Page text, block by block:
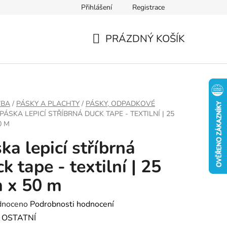
Přihlášení Registrace
PRÁZDNÝ KOŠÍK
/ PÁSKY A PLACHTY / PÁSKY, ODPADKOVÉ
PÁSKA LEPICÍ STŘÍBRNÁ DUCK TAPE - TEXTILNÍ | 25
M
lepicí stříbrná
tape - textilní | 25
x 50 m
Podrobnosti hodnocení
OSTATNÍ